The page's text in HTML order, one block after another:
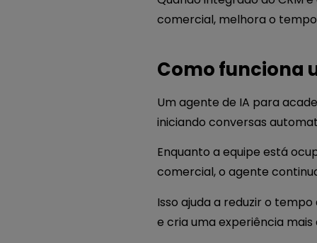
comercial, melhora o
Como funciona
Um agente de IA para
iniciando conversas
Enquanto a equipe está
comercial, o agente
Isso ajuda a reduzir o
e cria uma experiência